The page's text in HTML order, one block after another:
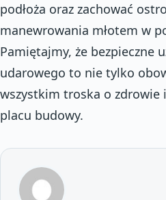
podłoża oraz zachować
manewrowania młotem w
Pamiętajmy, że bezpieczne
udarowego to nie tylko
wszystkim troska o zdrowie
placu budowy.